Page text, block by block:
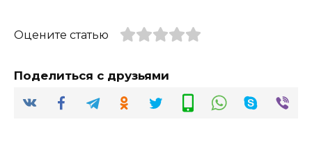
Оцените статью
Поделиться с друзьями